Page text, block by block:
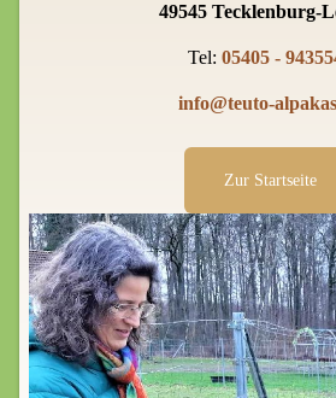
49545 Tecklenburg-
Tel: 05405 -
info@teuto-
Zur Startseite